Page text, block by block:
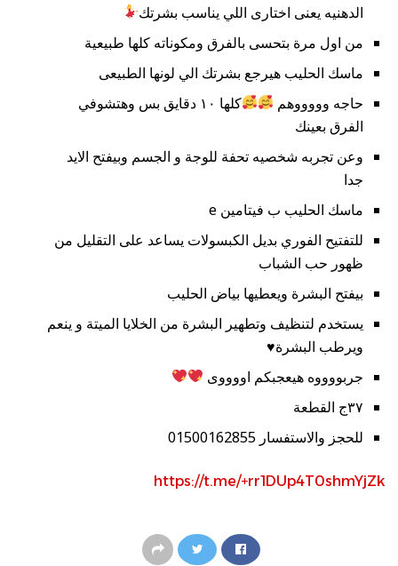
الدهنيه يعنى اختارى اللي يناسب بشرتك
من اول مرة بتحسى بالفرق ومكوناته كلها طبيعية
ماسك الحليب هيرجع بشرتك الي لونها الطبيعى
حاجه وووووهم
كلها ١٠ دقايق بس وهتشوفي
الفرق بعينك
وعن تجربه شخصيه تحفة للوجة و الجسم وبيفتح الايد
جدا
ماسك الحليب ب فيتامين e
للتفتيح الفوري بديل الكبسولات يساعد على التقليل من
ظهور حب الشباب
بيفتح البشرة ويعطيها بياض الحليب
يستخدم لتنظيف وتطهير البشرة من الخلايا الميتة و ينعم
ويرطب البشرة♥️
جربووووه هيعجبكم اووووى
٣٧ج القطعة
للحجز والاستفسار 01500162855
https://t.me/+rr1DUp4T0shmYjZk